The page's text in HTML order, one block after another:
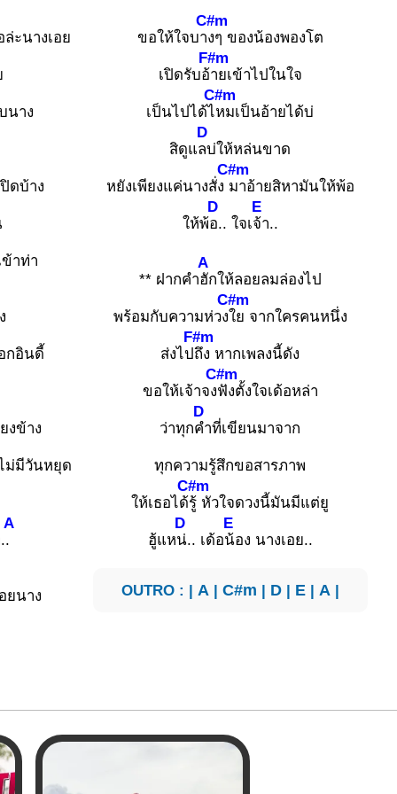
ะนางเอย
นาง
ดบ้าง
าท่า
กอินดี้
งข้าง
ม่มีวันหยุด
A
.
ยนาง
ขอให้ใจบา
C#m
งๆ ของน้องพองโต
เปิดรับอ้
F#m
ายเข้าไปในใจ
เป็นไปได้ไ
C#m
หมเป็นอ้ายได้บ่
สิดูแ
D
ลบ่ให้หล่นขาด
หยังเพียงแค่นางสั่ง
C#m
มาอ้ายสิหามันให้พ้อ
ให้พ้
D
อ.. ใจเ
E
จ้า..
** ฝากคำ
A
ฮักให้ลอยลมล่องไป
พร้อมกับความห่วง
C#m
ใย จากใครคนหนึ่ง
ส่งไป
F#m
ถึง หากเพลงนี้ดัง
ขอให้เจ้าจง
C#m
ฟังตั้งใจเด้อหล่า
ว่าทุก
D
คำที่เขียนมาจาก
ทุกความรู้สึกขอสารภาพ
ให้เธอได้
C#m
รู้ หัวใจดวงนี้มันมีแต่ยู
ฮู้แห
D
น่.. เด้อ
E
น้อง นางเอย..
OUTRO : | A | C#m | D| E| A |